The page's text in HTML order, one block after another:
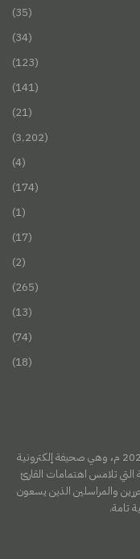
(35)
(34)
(123)
(141)
(21)
(3٬202)
(4)
(174)
(1)
(17)
(2)
(265)
(13)
(74)
(18)
تأسست صحيفة “آخر أخبار الأرض الإلكترونية عام 2024 م، وهي صحيفة إلكترونية
التي تلامس اهتمامات القارئ
والمراسلين الذين يسعون
تامة.